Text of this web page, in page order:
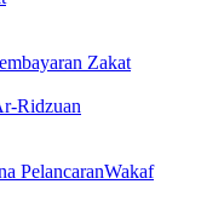
Zakat
Ridzuan
PelancaranWakaf